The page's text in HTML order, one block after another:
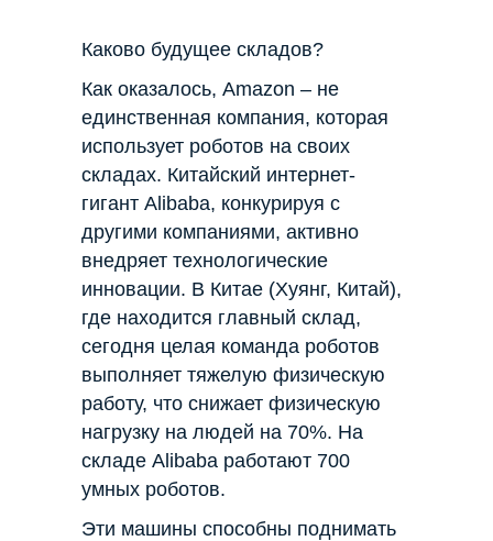
Каково будущее складов?
Как оказалось, Amazon – не
единственная компания, которая
использует роботов на своих
складах. Китайский интернет-
гигант Alibaba, конкурируя с
другими компаниями, активно
внедряет технологические
инновации. В Китае (Хуянг, Китай),
где находится главный склад,
сегодня целая команда роботов
выполняет тяжелую физическую
работу, что снижает физическую
нагрузку на людей на 70%. На
складе Alibaba работают 700
умных роботов.
Эти машины способны поднимать